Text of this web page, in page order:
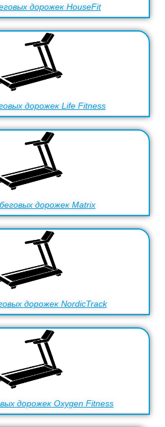
дорожек HouseFit
дорожек Life Fitness
дорожек Matrix
дорожек NordicTrack
дорожек Oxygen Fitness